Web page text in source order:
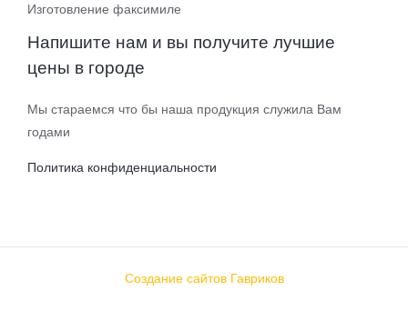
Изготовление факсимиле
Напишите нам и вы получите лучшие
цены в городе
Мы стараемся что бы наша продукция служила Вам
годами
Политика конфиденциальности
Создание сайтов Гавриков